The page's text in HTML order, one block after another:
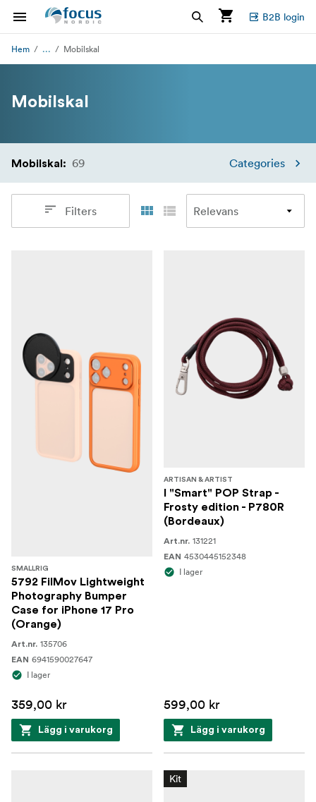
B2B login
Hem ... Mobilskal
Mobilskal
Mobilskal: 69 Categories
Filters
SMALLRIG
5792 FilMov Lightweight
Photography Bumper
Case for iPhone 17 Pro
(Orange)
Art.nr. 135706
EAN 6941590027647
I lager
359,00 kr
Lägg i varukorg
ARTISAN & ARTIST
I "Smart" POP Strap -
Frosty edition - P780R
(Bordeaux)
Art.nr. 131221
EAN 4530445152348
I lager
599,00 kr
Lägg i varukorg
Kit